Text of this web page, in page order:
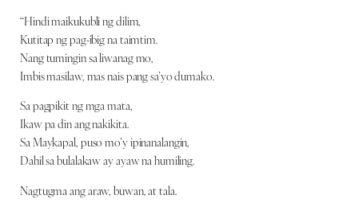
“Hindi maikukubli ng dilim,
Kutitap ng pag-ibig na taimtim.
Nang tumingin sa liwanag mo,
Imbis masilaw, mas nais pang sa’yo dumako.
Sa pagpikit ng mga mata,
Ikaw pa din ang nakikita.
Sa Maykapal, puso mo’y ipinanalangin,
Dahil sa bulalakaw ay ayaw na humiling.
Nagtugma ang araw, buwan, at tala.